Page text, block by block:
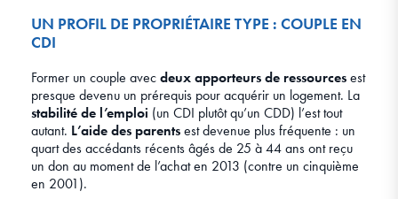
UN PROFIL DE PROPRIÉTAIRE TYPE : COUPLE EN
CDI
Former un couple avecdeux apporteurs de ressourcesest
presque devenu un prérequis pour acquérir un logement. La
stabilité de l’emploi (un CDI plutôt qu’un CDD) l’est tout
autant. L’aide des parentsest devenue plus fréquente : un
quart des accédants récents âgés de 25 à 44 ans ont reçu
un don au moment de l’achat en 2013 (contre un cinquième
en 2001).